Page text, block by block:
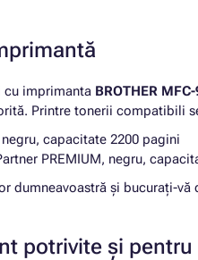
imprimanta BROTHER
Printre tonerii compatibili
capacitate 2200 pagini
PREMIUM, negru,
dumneavoastră și bucurați-vă
potrivite și